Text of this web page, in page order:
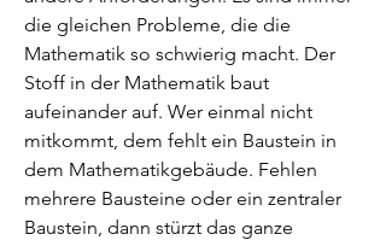
die gleichen Probleme, die die
Mathematik so schwierig macht. Der
Stoff in der Mathematik baut
aufeinander auf. Wer einmal nicht
mitkommt, dem fehlt ein Baustein in
dem Mathematikgebäude. Fehlen
mehrere Bausteine oder ein zentraler
Baustein, dann stürzt das ganze